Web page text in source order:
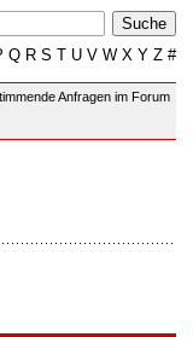
Q R S T U V W X Y Z #
Anfragen im Forum